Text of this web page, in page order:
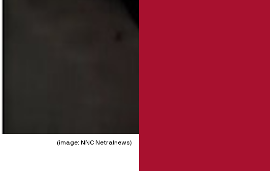
(image: NNC Netralnews)